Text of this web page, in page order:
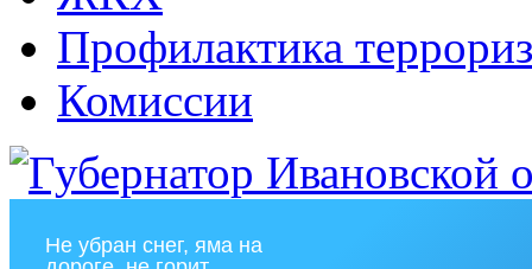
Профилактика
Комиссии
Не убран снег, яма на